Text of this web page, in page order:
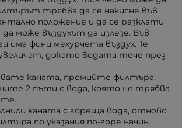
трябва да се накисне във
положение и да се разклати
да може въздухът да излезе. Във
има фини мехурчета въздух. Те
докато водата тече през
каната, промийте филтъра,
2 пъти с вода, която не трябва
каната с гореща вода, отново
по указания по-горе начин.